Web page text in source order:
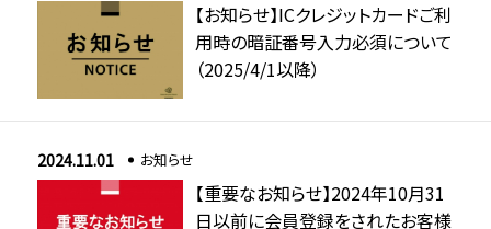
【お知らせ】ICクレジットカードご利
用時の暗証番号入力必須について
（2025/4/1以降）
2024.11.01 お知らせ
【重要なお知らせ】2024年10月31
日以前に会員登録をされたお客様